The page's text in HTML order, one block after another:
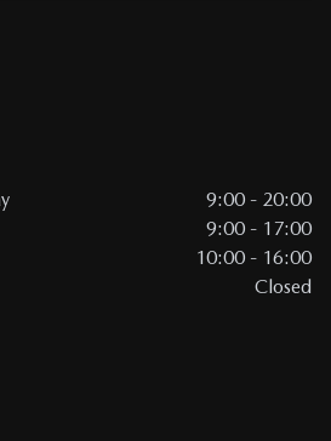
9:00 - 20:00
9:00 - 17:00
10:00 - 16:00
Closed